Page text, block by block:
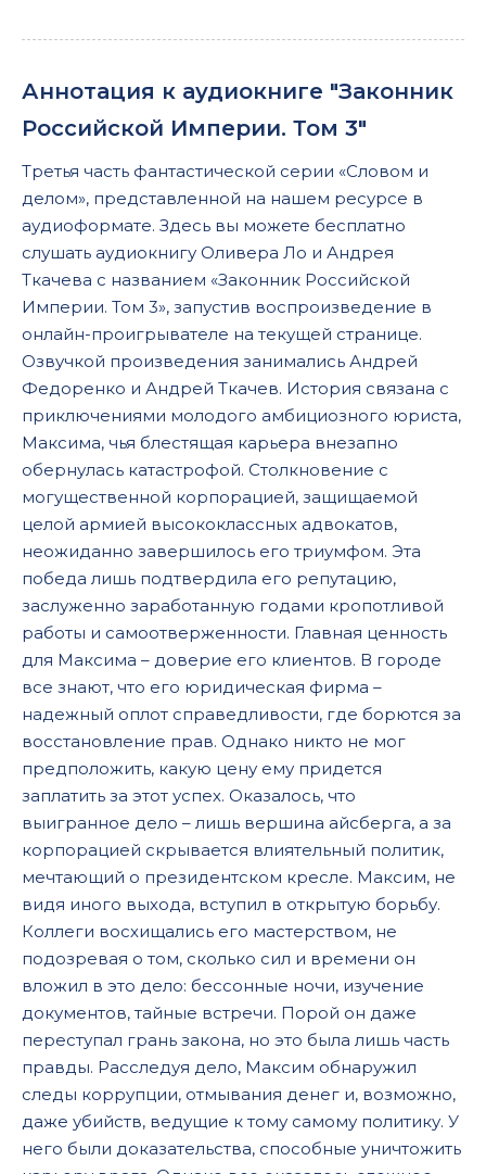
013
014
015
017
018
019
020
022
023
024
025
Аннотация к аудиокниге "Законник
Российской Империи. Том 3"
Третья часть фантастической серии «Словом и
делом», представленной на нашем ресурсе в
аудиоформате. Здесь вы можете бесплатно
слушать аудиокнигу Оливера Ло и Андрея
Ткачева с названием «Законник Российской
Империи. Том 3», запустив воспроизведение в
онлайн-проигрывателе на текущей странице.
Озвучкой произведения занимались Андрей
Федоренко и Андрей Ткачев. История связана с
приключениями молодого амбициозного юриста,
Максима, чья блестящая карьера внезапно
обернулась катастрофой. Столкновение с
могущественной корпорацией, защищаемой
целой армией высококлассных адвокатов,
неожиданно завершилось его триумфом. Эта
победа лишь подтвердила его репутацию,
заслуженно заработанную годами кропотливой
работы и самоотверженности. Главная ценность
для Максима – доверие его клиентов. В городе
все знают, что его юридическая фирма –
надежный оплот справедливости, где борются за
восстановление прав. Однако никто не мог
предположить, какую цену ему придется
заплатить за этот успех. Оказалось, что
выигранное дело – лишь вершина айсберга, а за
корпорацией скрывается влиятельный политик,
мечтающий о президентском кресле. Максим, не
видя иного выхода, вступил в открытую борьбу.
Коллеги восхищались его мастерством, не
подозревая о том, сколько сил и времени он
вложил в это дело: бессонные ночи, изучение
документов, тайные встречи. Порой он даже
переступал грань закона, но это была лишь часть
правды. Расследуя дело, Максим обнаружил
следы коррупции, отмывания денег и, возможно,
даже убийств, ведущие к тому самому политику. У
него были доказательства, способные уничтожить